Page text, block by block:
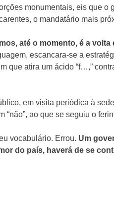
monumentais, eis que o
o mandatário mais
até o momento, é a
escancara-se a
que atira um ácido “f…,”
em visita periódica à
“não”, ao que se seguiu o
vocabulário. Errou. Um
do país, haverá de se